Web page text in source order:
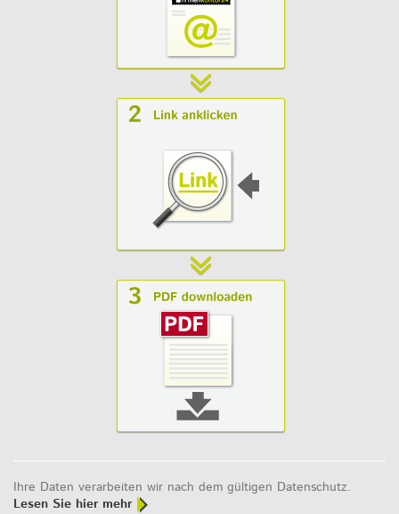
Ihre Daten verarbeiten wir nach dem gültigen Datenschutz.
Lesen Sie hier mehr